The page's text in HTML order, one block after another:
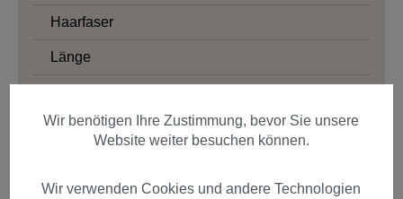
Haarfaser
Länge
Glatt
Lockig
Wir benötigen Ihre Zustimmung, bevor Sie unsere
Website weiter besuchen können.
Wir verwenden Cookies und andere Technologien